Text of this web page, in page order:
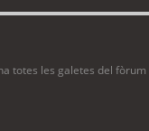
totes les galetes del fòrum